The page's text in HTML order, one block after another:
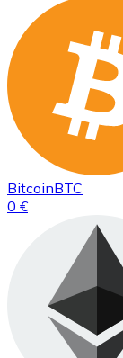
BitcoinBTC
0 €